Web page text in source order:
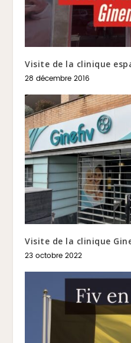
Visite de la clinique
28 décembre 2016
Visite de la clinique
23 octobre 2022